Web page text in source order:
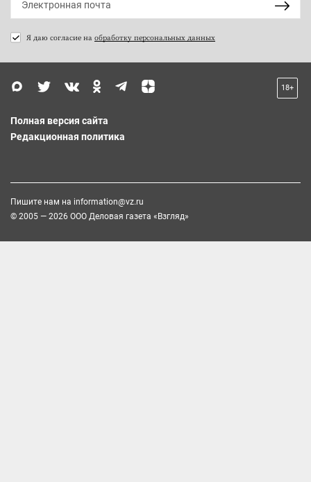
Я даю согласие на обработку персональных данных
18+
Полная версия сайта
Редакционная политика
Пишите нам на information@vz.ru
© 2005 — 2026 ООО Деловая газета «Взгляд»